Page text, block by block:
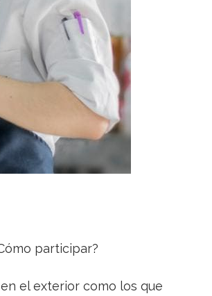
participar?
el exterior como los que